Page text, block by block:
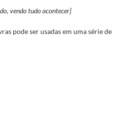
vendo tudo acontecer]
pode ser usadas em uma série de